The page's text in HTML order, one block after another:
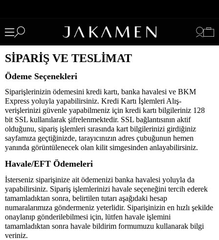
SİPARİŞ VE TESLİMAT
Ödeme Seçenekleri
Siparişlerinizin ödemesini kredi kartı, banka havalesi ve BKM
Express yoluyla yapabilirsiniz. Kredi Kartı İşlemleri Alış-
verişlerinizi güvenle yapabilmeniz için kredi kartı bilgileriniz 128
bit SSL kullanılarak şifrelenmektedir. SSL bağlantısının aktif
olduğunu, sipariş işlemleri sırasında kart bilgilerinizi girdiğiniz
sayfamıza geçtiğinizde, tarayıcınızın adres çubuğunun hemen
yanında görüntülenecek olan kilit simgesinden anlayabilirsiniz.
Havale/EFT Ödemeleri
İsterseniz siparişinize ait ödemenizi banka havalesi yoluyla da
yapabilirsiniz. Sipariş işlemlerinizi havale seçeneğini tercih ederek
tamamladıktan sonra, belirtilen tutarı aşağıdaki hesap
numaralarımıza göndermeniz yeterlidir. Siparişinizin en hızlı şekilde
onaylanıp gönderilebilmesi için, lütfen havale işlemini
tamamladıktan sonra havale bildirim formumuzu kullanarak bilgi
veriniz.